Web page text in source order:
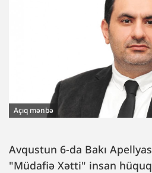
Açıq mənbə
Avqustun 6-da Bakı
"Müdafiə Xətti" insan